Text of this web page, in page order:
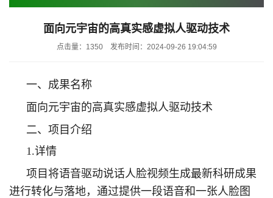
面向元宇宙的高真实感虚拟人驱动技术
点击量：1350 发布时间：2024-09-26 19:04:59
一、成果名称
面向元宇宙的高真实感虚拟人驱动技术
二、项目介绍
1.详情
项目将语音驱动说话人脸视频生成最新科研成果
进行转化与落地，通过提供一段语音和一张人脸图